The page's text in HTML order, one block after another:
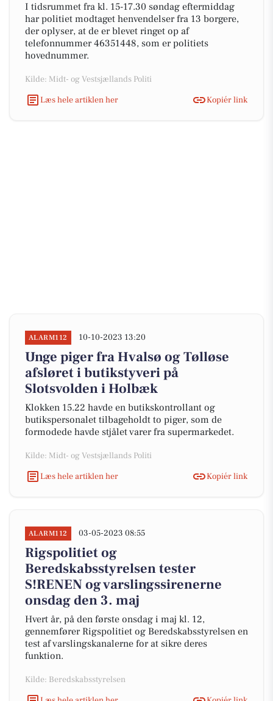
I tidsrummet fra kl. 15-17.30 søndag eftermiddag
har politiet modtaget henvendelser fra 13 borgere,
der oplyser, at de er blevet ringet op af
telefonnummer 46351448, som er politiets
hovednummer.
Kilde: Midt- og Vestsjællands Politi
Læs hele artiklen her
Kopiér link
ALARM112 10-10-2023 13:20
Unge piger fra Hvalsø og Tølløse
afsløret i butikstyveri på
Slotsvolden i Holbæk
Klokken 15.22 havde en butikskontrollant og
butikspersonalet tilbageholdt to piger, som de
formodede havde stjålet varer fra supermarkedet.
Kilde: Midt- og Vestsjællands Politi
Læs hele artiklen her
Kopiér link
ALARM112 03-05-2023 08:55
Rigspolitiet og
Beredskabsstyrelsen tester
S!RENEN og varslingssirenerne
onsdag den 3. maj
Hvert år, på den første onsdag i maj kl. 12,
gennemfører Rigspolitiet og Beredskabsstyrelsen en
test af varslingskanalerne for at sikre deres
funktion.
Kilde: Beredskabsstyrelsen